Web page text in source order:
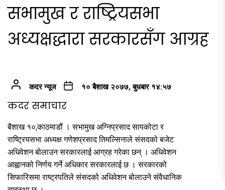
सभामुख र राष्ट्रियसभा
अध्यक्षद्धारा सरकारसँग आग्रह
कदर न्यूज १० बैशाख २०७७, बुधबार १४:५७
कदर समाचार
बैशाख १०,काठमाडौं । सभामुख अग्निप्रसाद सापकोटा र
राष्ट्रियसभा अध्यक्ष गणेशप्रसाद तिमल्सिनाले संसदको बजेट
अधिवेशन बोलाउन सरकारलाई आग्रह गरेका छन् । अधिवेशन
आह्वानको निर्णय गर्ने अधिकार सरकारलाई छ । सरकारको
सिफारिसमा राष्ट्रपतिले संसदको अधिवेशन बोलाउने संवैधानिक